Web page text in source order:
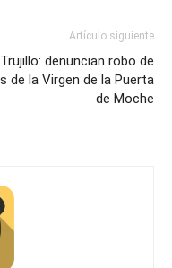
Artículo siguiente
Trujillo: denuncian robo de
de la Virgen de la Puerta
de Moche